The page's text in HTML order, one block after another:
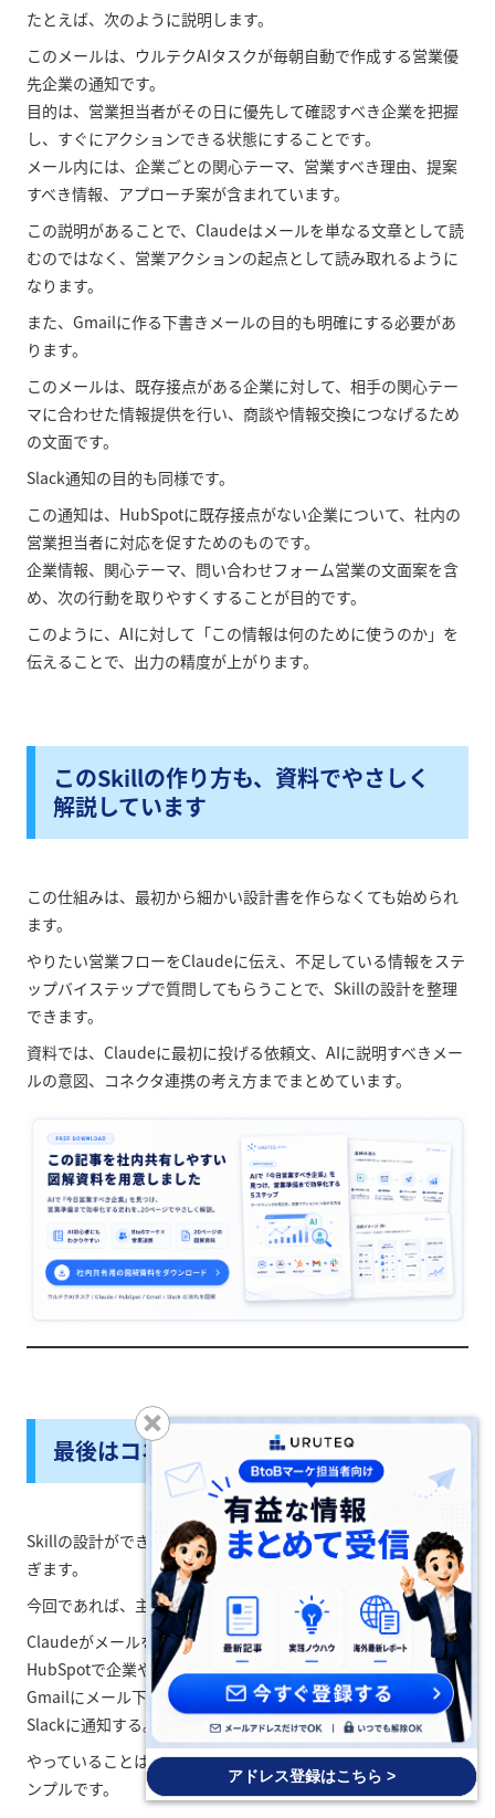
たとえば、次のように説明します。
このメールは、ウルテクAIタスクが毎朝自動で作成する営業優
先企業の通知です。
目的は、営業担当者がその日に優先して確認すべき企業を把握
し、すぐにアクションできる状態にすることです。
メール内には、企業ごとの関心テーマ、営業すべき理由、提案
すべき情報、アプローチ案が含まれています。
この説明があることで、Claudeはメールを単なる文章として読
むのではなく、営業アクションの起点として読み取れるように
なります。
また、Gmailに作る下書きメールの目的も明確にする必要があ
ります。
このメールは、既存接点がある企業に対して、相手の関心テー
マに合わせた情報提供を行い、商談や情報交換につなげるため
の文面です。
Slack通知の目的も同様です。
この通知は、HubSpotに既存接点がない企業について、社内の
営業担当者に対応を促すためのものです。
企業情報、関心テーマ、問い合わせフォーム営業の文面案を含
め、次の行動を取りやすくすることが目的です。
このように、AIに対して「この情報は何のために使うのか」を
伝えることで、出力の精度が上がります。
このSkillの作り方も、資料でやさしく
解説しています
この仕組みは、最初から細かい設計書を作らなくても始められ
ます。
やりたい営業フローをClaudeに伝え、不足している情報をステ
ップバイステップで質問してもらうことで、Skillの設計を整理
できます。
資料では、Claudeに最初に投げる依頼文、AIに説明すべきメー
ルの意図、コネクタ連携の考え方までまとめています。
最後はコネクタでつなぐだけ
Skillの設計ができたら、あとは必要なツールをコネクタでつな
ぎます。
今回であれば、主に次のような連携です。
Claudeがメールを読み取る。
HubSpotで企業やコンタクトの有無を確認する。
Gmailにメール下書きを作る。
Slackに通知する。
やっていることは複雑そうに見えますが、分解するとかなりシ
ンプルです。
アドレス登録はこちら >